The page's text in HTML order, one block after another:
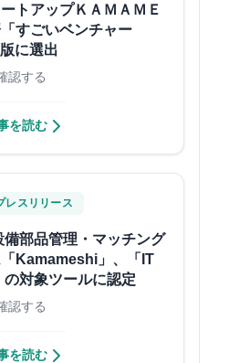
トアップＫＡＭＡＭＥ
すごいベンチャー
に選出
認する
を読む
レスリリース
部品管理・マッチング
Kamameshi」、「IT
対象ツールに認定
認する
を読む